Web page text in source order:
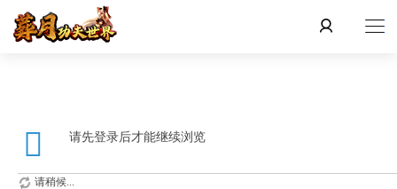
请先登录后才能继续浏览
请稍候...